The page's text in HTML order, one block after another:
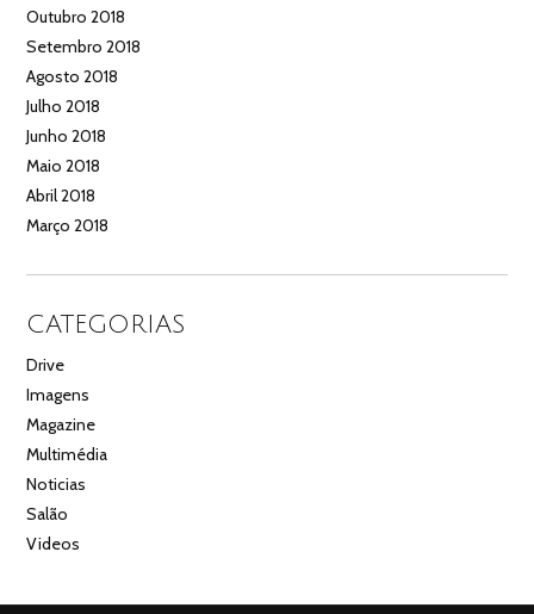
Outubro 2018
Setembro 2018
Agosto 2018
Julho 2018
Junho 2018
Maio 2018
Abril 2018
Março 2018
CATEGORIAS
Drive
Imagens
Magazine
Multimédia
Noticias
Salão
Videos